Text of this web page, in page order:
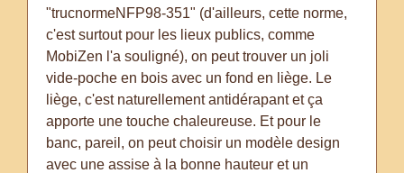
"trucnormeNFP98-351" (d'ailleurs, cette norme,
c'est surtout pour les lieux publics, comme
MobiZen l'a souligné), on peut trouver un joli
vide-poche en bois avec un fond en liège. Le
liège, c'est naturellement antidérapant et ça
apporte une touche chaleureuse. Et pour le
banc, pareil, on peut choisir un modèle design
avec une assise à la bonne hauteur et un